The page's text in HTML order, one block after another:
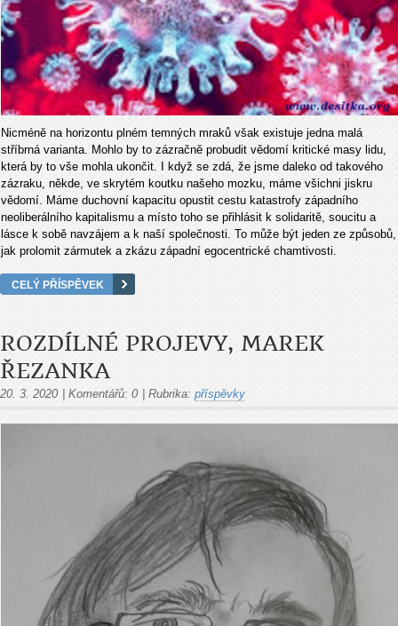
Nicméně na horizontu plném temných mraků však existuje jedna malá
stříbrná varianta. Mohlo by to zázračně probudit vědomí kritické masy lidu,
která by to vše mohla ukončit. I když se zdá, že jsme daleko od takového
zázraku, někde, ve skrytém koutku našeho mozku, máme všichni jiskru
vědomí. Máme duchovní kapacitu opustit cestu katastrofy západního
neoliberálního kapitalismu a místo toho se přihlásit k solidaritě, soucitu a
lásce k sobě navzájem a k naší společnosti. To může být jeden ze způsobů,
jak prolomit zármutek a zkázu západní egocentrické chamtivosti.
CELÝ PŘÍSPĚVEK
ROZDÍLNÉ PROJEVY, MAREK
ŘEZANKA
20. 3. 2020 Komentářů: 0 Rubrika: příspěvky